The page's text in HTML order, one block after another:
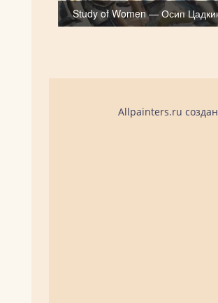
Study of Women — Осип
Allpainters.ru